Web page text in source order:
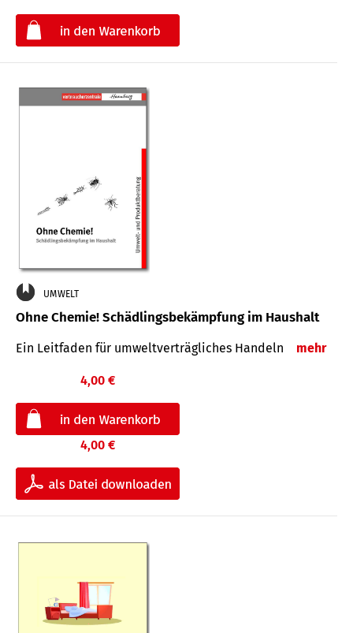
UMWELT
Ohne Chemie! Schädlingsbekämpfung im Haushalt
Ein Leitfaden für um­welt­ver­träg­liches Han­deln mehr
4,00 €
4,00 €